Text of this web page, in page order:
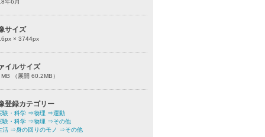
年6月
サイズ
px × 3744px
イルサイズ
（展開 60.2MB）
登録カテゴリー
・科学 ⇒物理 ⇒運動
・科学 ⇒物理 ⇒その他
活 ⇒身の回りのモノ ⇒その他